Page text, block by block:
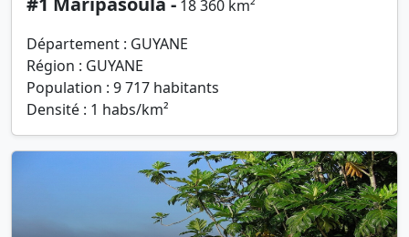
18 360 km²
Département : GUYANE
Région : GUYANE
Population : 9 717 habitants
Densité : 1 habs/km²